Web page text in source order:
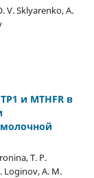
V. Sklyarenko, A.
и MTHFR в
T. P.
Loginov, A. M.